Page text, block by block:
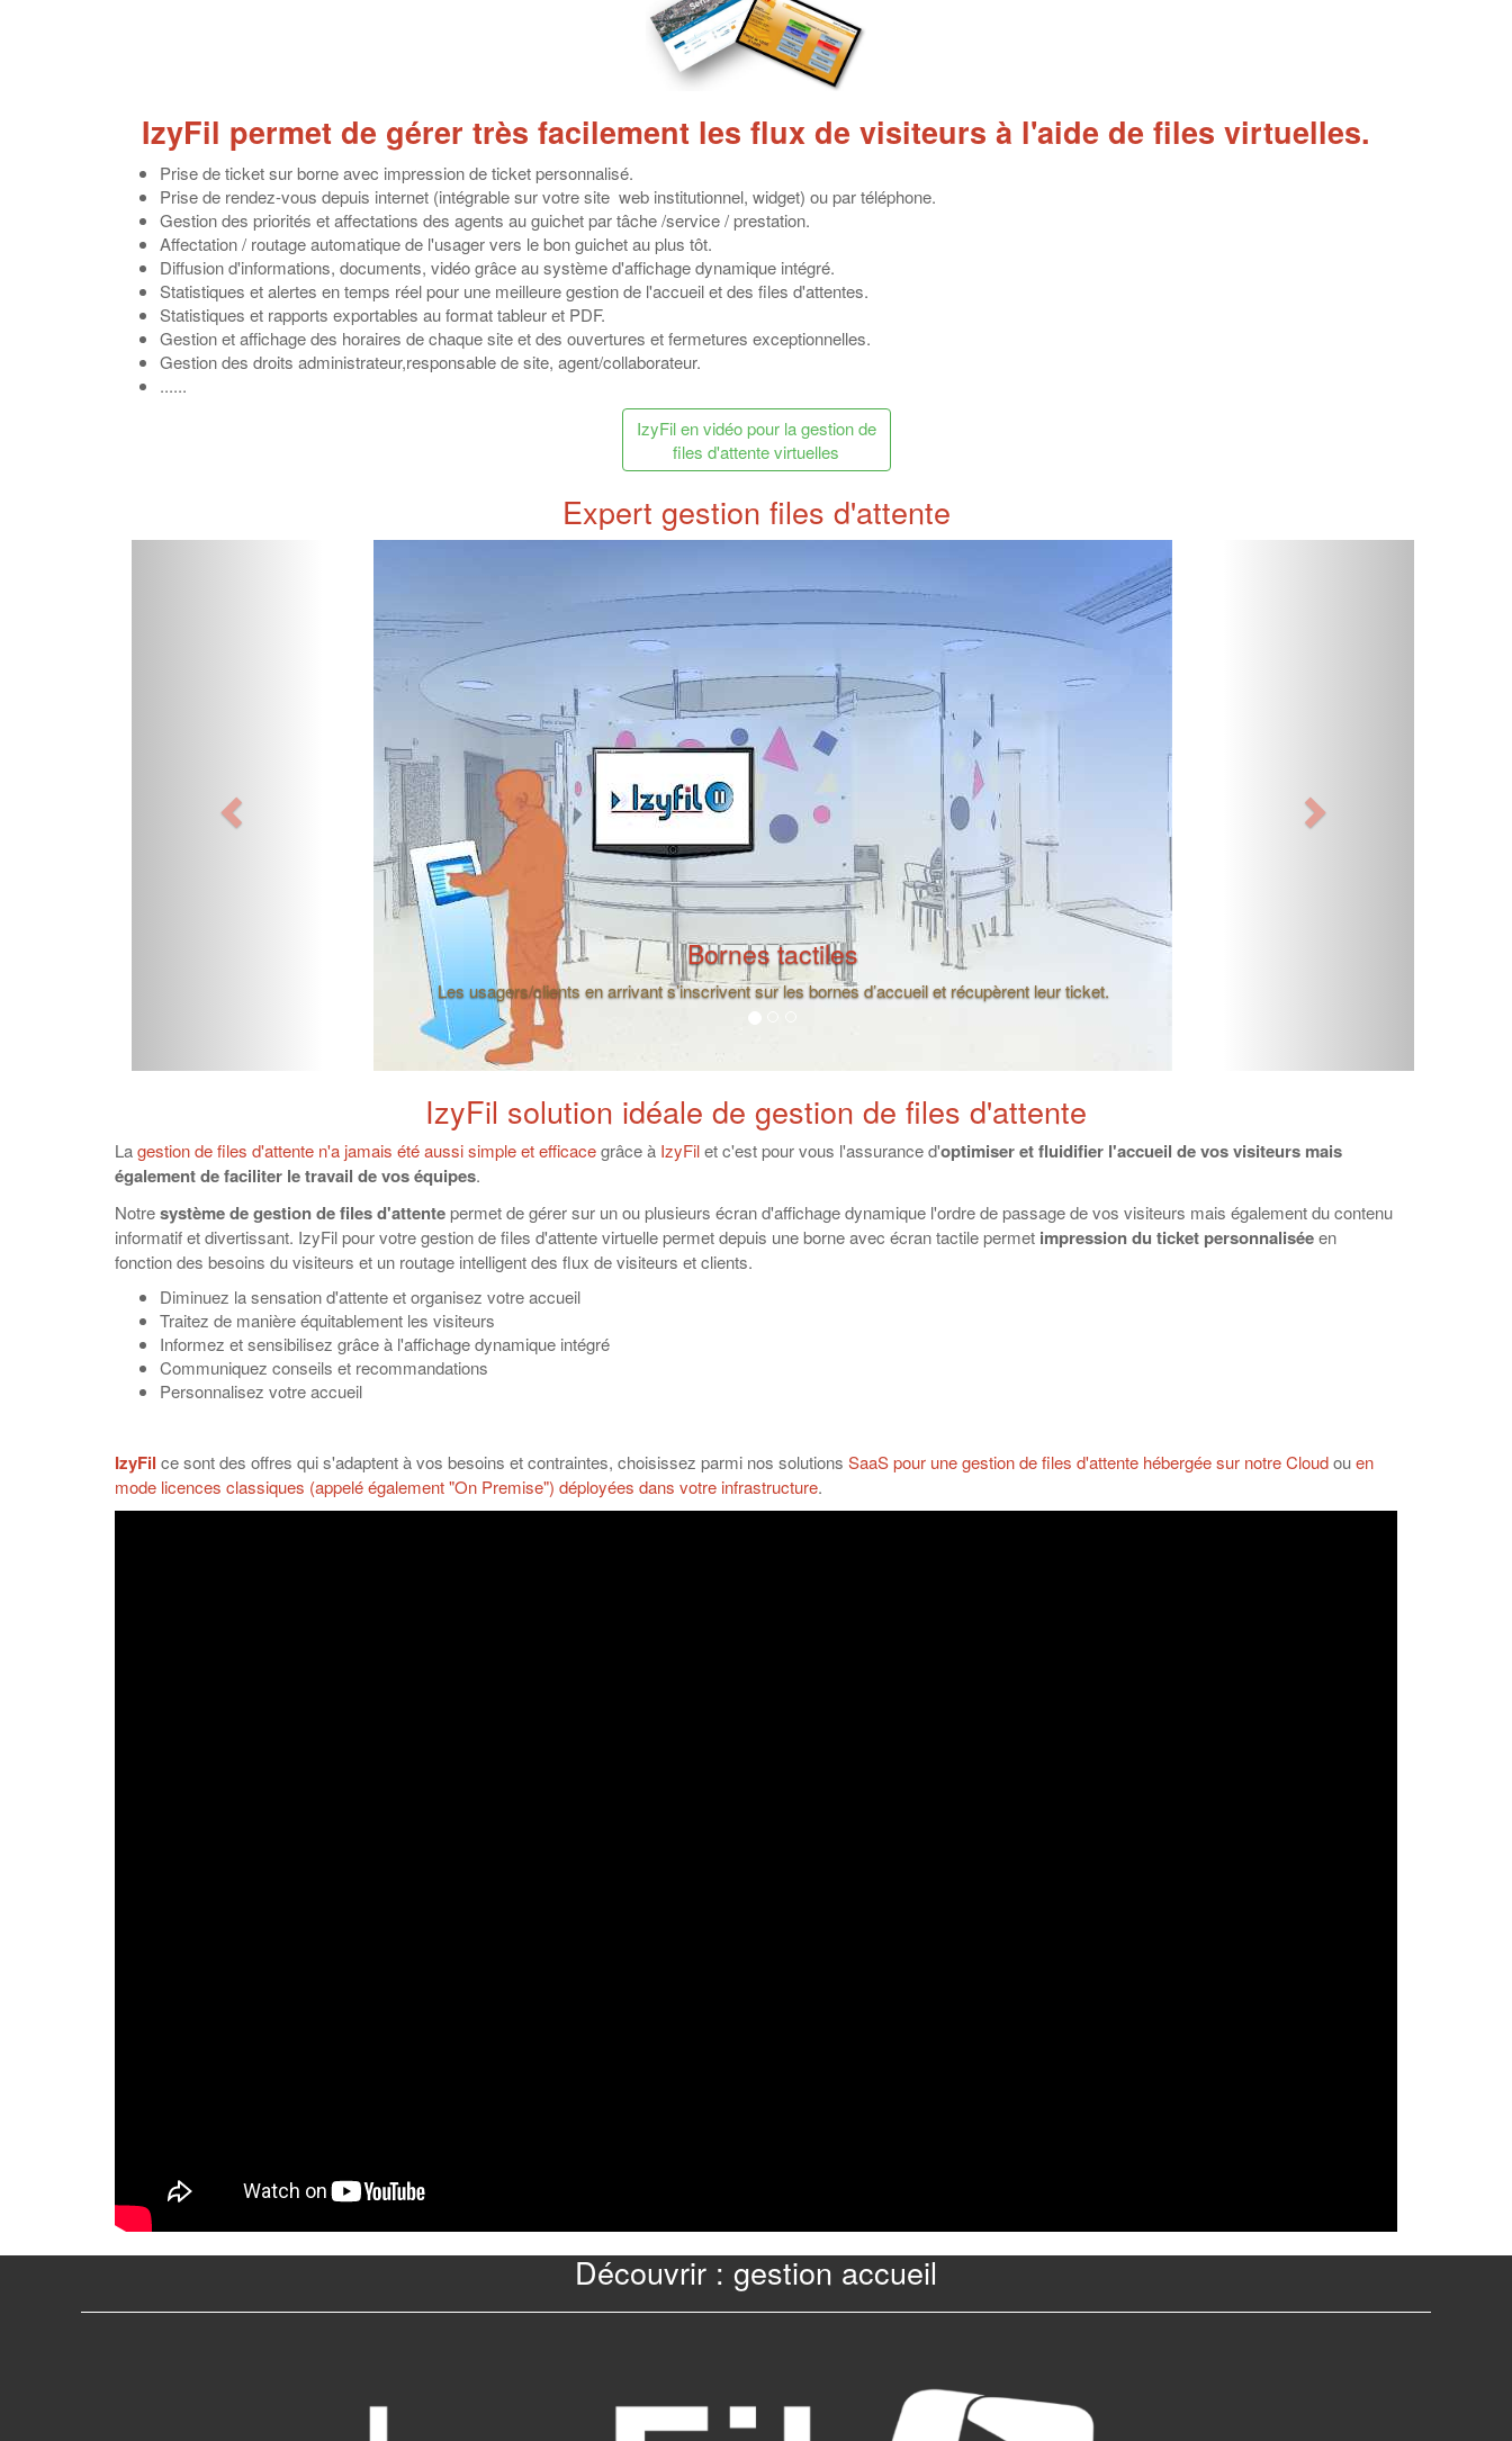
IzyFil permet de gérer très facilement les flux de visiteurs à l'aide de files virtuelles.
Prise de ticket sur borne avec impression de ticket personnalisé.
Prise de rendez-vous depuis internet (intégrable sur votre site web institutionnel, widget) ou par téléphone.
Gestion des priorités et affectations des agents au guichet par tâche /service / prestation.
Affectation / routage automatique de l'usager vers le bon guichet au plus tôt.
Diffusion d'informations, documents, vidéo grâce au système d'affichage dynamique intégré.
Statistiques et alertes en temps réel pour une meilleure gestion de l'accueil et des files d'attentes.
Statistiques et rapports exportables au format tableur et PDF.
Gestion et affichage des horaires de chaque site et des ouvertures et fermetures exceptionnelles.
Gestion des droits administrateur,responsable de site, agent/collaborateur.
......
IzyFil en vidéo pour la gestion de
files d'attente virtuelles
Expert gestion files d'attente
Diffusion multimédia
Un ou plusieurs écrans indiquent les numéros des usagers appelés, l'état de la file, le temps moyen
d’attente et votre contenu multimédia (vidéos, images, textes défilants...)!
IzyFil solution idéale de gestion de files d'attente
Lagestion de files d'attente n'a jamais été aussi simple et efficacegrâce à IzyFilet c'est pour vous l'assurance d'optimiseret fluidifier l'accueil de vos visiteurs mais
également de faciliter le travail de vos équipes.
Notresystème de gestion de files d'attentepermet de gérer sur un ou plusieurs écran d'affichage dynamique l'ordre de passage de vos visiteurs mais également du contenu
informatif et divertissant. IzyFil pour votre gestion de files d'attente virtuelle permet depuis une borne avec écran tactile permet impression du ticket personnaliséeen
fonction des besoins du visiteurs et un routage intelligent des flux de visiteurs et clients.
Diminuez la sensation d'attente et organisez votre accueil
Traitez de manière équitablement les visiteurs
Informez et sensibilisez grâce à l'affichage dynamique intégré
Communiquez conseils et recommandations
Personnalisez votre accueil
IzyFil ce sont des offres qui s'adaptent à vos besoins et contraintes, choisissez parmi nos solutions SaaS pour une gestion de files d'attente hébergée sur notre Cloudouen
mode licences classiques (appelé également "On Premise") déployées dans votre infrastructure.
Découvrir : gestion accueil